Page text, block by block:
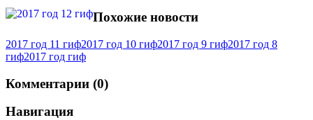
Похожие новости
2017 год 11 гиф2017 год 10 гиф2017 год 9 гиф2017 год 8
гиф2017 год гиф
Комментарии (0)
Навигация